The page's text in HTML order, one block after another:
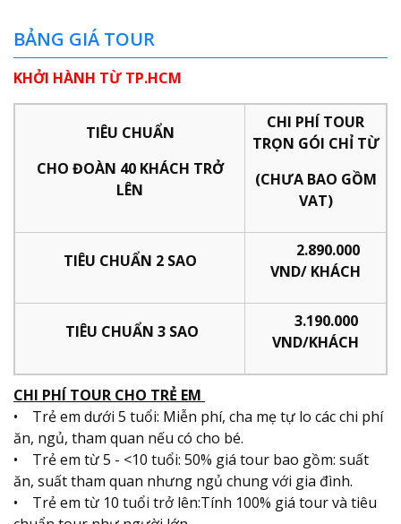
BẢNG GIÁ TOUR
KHỞI HÀNH TỪ TP.HCM
TIÊU CHUẨN
CHO ĐOÀN 40 KHÁCH TRỞ
LÊN
CHI PHÍ TOUR
TRỌN GÓI CHỈ TỪ
(CHƯA BAO GỒM
VAT)
TIÊU CHUẨN 2 SAO
2.890.000
VND/ KHÁCH
TIÊU CHUẨN 3 SAO
3.190.000
VND/KHÁCH
CHI PHÍ TOUR CHO TRẺ EM
• Trẻ em dưới 5 tuổi: Miễn phí, cha mẹ tự lo các chi phí
ăn, ngủ, tham quan nếu có cho bé.
• Trẻ em từ 5 - <10 tuổi: 50% giá tour bao gồm: suất
ăn, suất tham quan nhưng ngủ chung với gia đình.
• Trẻ em từ 10 tuổi trở lên:Tính 100% giá tour và tiêu